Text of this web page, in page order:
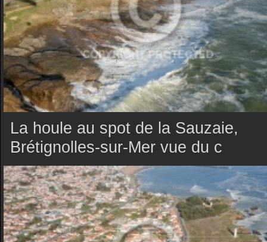
La houle au spot de la Sauzaie,
Brétignolles-sur-Mer vue du c